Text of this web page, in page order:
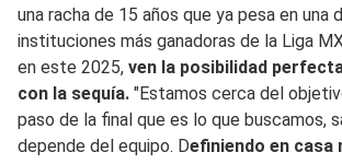
una racha de 15 años que ya pesa en una
instituciones más ganadoras de la Liga
en este 2025, ven la posibilidad
con la sequía. "Estamos cerca del
paso de la final que es lo que buscamos,
depende del equipo. Definiendo en casa